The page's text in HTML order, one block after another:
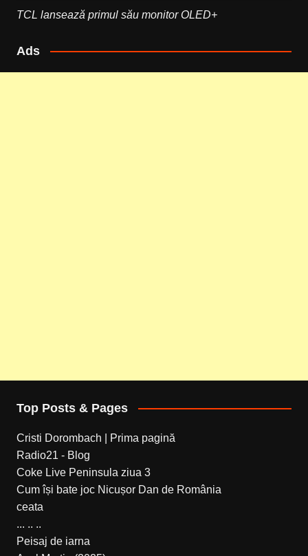
TCL lansează primul său monitor OLED+
Ads
Top Posts & Pages
Cristi Dorombach | Prima pagină
Radio21 - Blog
Coke Live Peninsula ziua 3
Cum își bate joc Nicușor Dan de România
ceata
... .. ..
Peisaj de iarna